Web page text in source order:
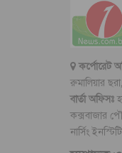
কর্পোরেট
রুমালিয়ার
বার্তা অফিসঃ
কক্সবাজার
নার্সিং